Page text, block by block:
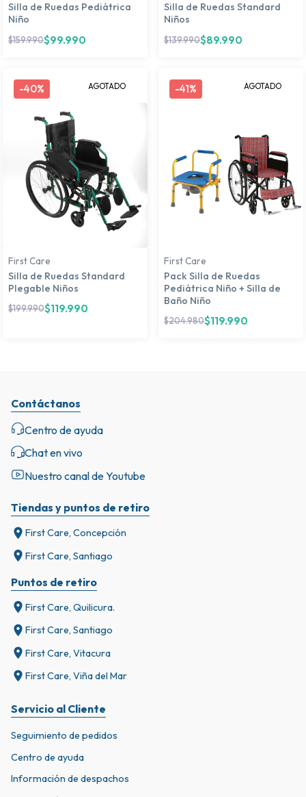
Silla de Ruedas Pediátrica
Niño
$159.990$99.990
Silla de Ruedas Standard
Niños
$139.990$89.990
-40% AGOTADO
First Care
Silla de Ruedas Standard
Plegable Niños
$199.990$119.990
-41% AGOTADO
First Care
Pack Silla de Ruedas
Pediátrica Niño + Silla de
Baño Niño
$204.980$119.990
Tiendas y puntos de retiro
First Care, Concepción
First Care, Santiago
Puntos de retiro
First Care, Quilicura.
First Care, Santiago
First Care, Vitacura
First Care, Viña del Mar
Servicio al Cliente
Seguimiento de pedidos
Centro de ayuda
Información de despachos
Contáctanos
Centro de ayuda
Chat en vivo
Nuestro canal de Youtube